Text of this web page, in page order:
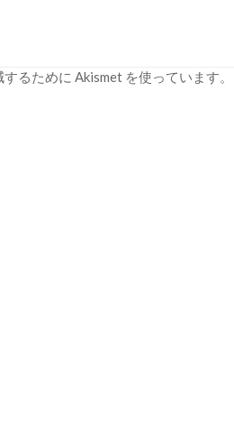
るために Akismet を使っています。